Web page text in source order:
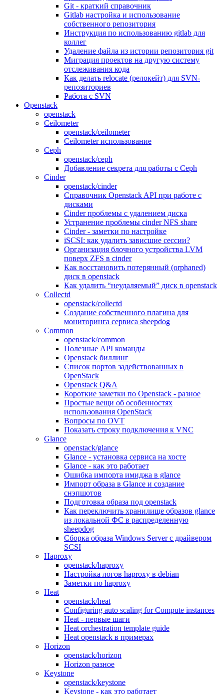
Git - краткий справочник
Gitlab настройка и использование
собственного репозитория
Инструкция по использованию gitlab для
коллег
Удаление файла из истории репозитория git
Миграция проектов на другую систему
отслеживания кода
Как делать relocate (релокейт) для SVN-
репозиториев
Работа с SVN
Openstack
openstack
Ceilometer
openstack/ceilometer
Ceilometer использование
Ceph
openstack/ceph
Добавление секрета для работы с Ceph
Cinder
openstack/cinder
Справочник Openstack API при работе с
дисками
Cinder проблемы с удалением диска
Устранение проблемы cinder NFS share
Cinder - заметки по настройке
iSCSI: как удалить зависшие сессии?
Организация блочного устройства LVM
поверх ZFS в cinder
Как восстановить потерянный (orphaned)
диск в openstack
Как удалить “неудаляемый” диск в openstack
Collectd
openstack/collectd
Создание собственного плагина для
мониторинга сервиса sheepdog
Common
openstack/common
Полезные API команды
Openstack биллинг
Список портов задействованных в
OpenStack
Openstack Q&A
Короткие заметки по Openstack - разное
Простые вещи об особенностях
использования OpenStack
Вопросы по OVT
Показать строку подключения к VNC
Glance
openstack/glance
Glance - установка сервиса на хосте
Glance - как это работает
Ошибка импорта имиджа в glance
Импорт образа в Glance и создание
снэпшотов
Подготовка образа под openstack
Как переключить хранилище образов glance
из локальной ФС в распределенную
sheepdog
Сборка образа Windows Server с драйвером
SCSI
Haproxy
openstack/haproxy
Настройка логов haproxy в debian
Заметки по haproxy
Heat
openstack/heat
Configuring auto scaling for Compute instances
Heat - первые шаги
Heat orchestration template guide
Heat openstack в примерах
Horizon
openstack/horizon
Horizon разное
Keystone
openstack/keystone
Keystone - как это работает